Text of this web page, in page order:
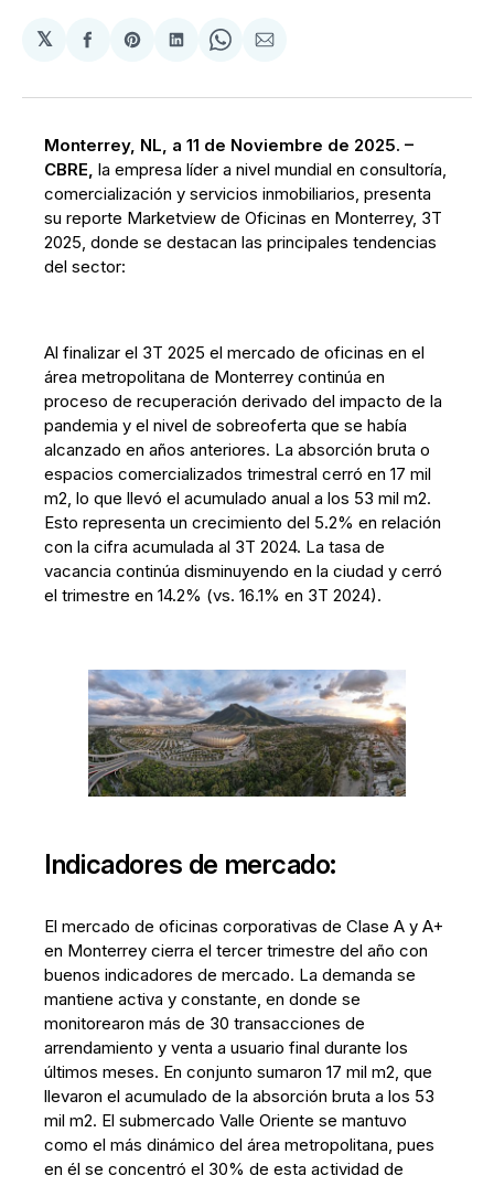
𝕏
Compartir
Facebook
Share
Pinterest
Compartir
LinkedIn
Share
WhatsApp
Compartir
Email
Monterrey, NL, a 11 de Noviembre de 2025. –
CBRE,la empresa líder a nivel mundial en consultoría,
comercialización y servicios inmobiliarios, presenta
su reporte Marketview de Oficinas en Monterrey, 3T
2025, donde se destacan las principales tendencias
del sector:
Al finalizar el 3T 2025 el mercado de oficinas en el
área metropolitana de Monterrey continúa en
proceso de recuperación derivado del impacto de la
pandemia y el nivel de sobreoferta que se había
alcanzado en años anteriores. La absorción bruta o
espacios comercializados trimestral cerró en 17 mil
m2, lo que llevó el acumulado anual a los 53 mil m2.
Esto representa un crecimiento del 5.2% en relación
con la cifra acumulada al 3T 2024. La tasa de
vacancia continúa disminuyendo en la ciudad y cerró
el trimestre en 14.2% (vs. 16.1% en 3T 2024).
Indicadores de mercado:
El mercado de oficinas corporativas de Clase A y A+
en Monterrey cierra el tercer trimestre del año con
buenos indicadores de mercado. La demanda se
mantiene activa y constante, en donde se
monitorearon más de 30 transacciones de
arrendamiento y venta a usuario final durante los
últimos meses. En conjunto sumaron 17 mil m2, que
llevaron el acumulado de la absorción bruta a los 53
mil m2. El submercado Valle Oriente se mantuvo
como el más dinámico del área metropolitana, pues
en él se concentró el 30% de esta actividad de